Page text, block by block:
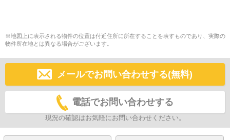
※地図上に表示される物件の位置は付近住所に所在することを表すものであり、実際の
物件所在地とは異なる場合がございます。
メールでお問い合わせする(無料)
電話でお問い合わせする
現況の確認はお気軽にお問い合わせください。